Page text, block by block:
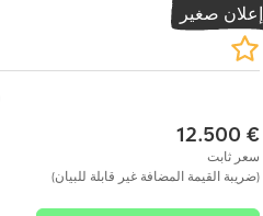
إعلان صغير
‏12.500 €
سعر ثابت
(ضريبة القيمة المضافة غير قابلة للبيان)